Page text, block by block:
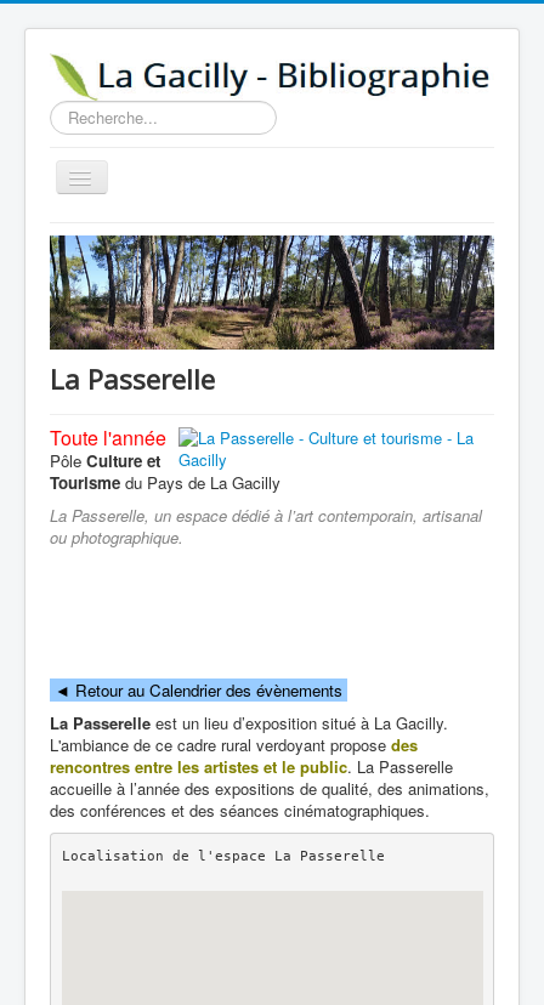
Rechercher
Basculer
la
Accueil
14e au 18e siècle
Sources
Aide
Contactez-nous
A propos
La Passerelle
Toute l'année
Pôle Culture et
Tourisme du Pays de La Gacilly
La Passerelle, un espace dédié à l’art contemporain, artisanal
ou photographique.
◄ Retour au Calendrier des évènements
La Passerelle est un lieu d’exposition situé à La Gacilly.
L'ambiance de ce cadre rural verdoyant propose des
rencontres entre les artistes et le public. La Passerelle
accueille à l’année des expositions de qualité, des animations,
des conférences et des séances cinématographiques.
Localisation de l'espace La Passerelle